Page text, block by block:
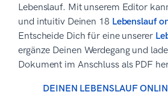
Lebenslauf. Mit unserem Editor
und intuitiv Deinen 18 Lebenslauf
Entscheide Dich für eine unserer
ergänze Deinen Werdegang und
Dokument im Anschluss als PDF
DEINEN LEBENSLAUF